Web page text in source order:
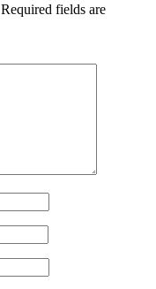
Required fields are